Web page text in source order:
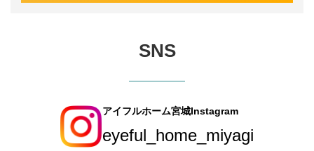
SNS
アイフルホーム宮城Instagram
eyeful_home_miyagi